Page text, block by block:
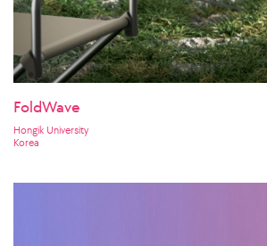
FoldWave
Hongik University
Korea